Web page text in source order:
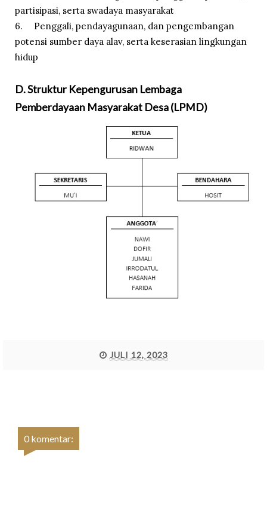
partisipasi, serta swadaya masyarakat
6.
Penggali, pendayagunaan, dan pengembangan
potensi sumber daya alav, serta keserasian lingkungan
hidup
D. Struktur Kepengurusan Lembaga
Pemberdayaan Masyarakat Desa (LPMD)
JULI 12, 2023
0 komentar: